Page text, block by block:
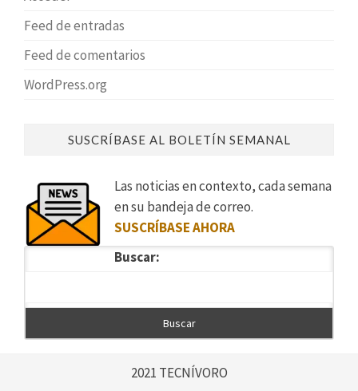
Feed de entradas
Feed de comentarios
WordPress.org
SUSCRÍBASE AL BOLETÍN SEMANAL
Las noticias en contexto, cada semana
en su bandeja de correo.
SUSCRÍBASE AHORA
Buscar:
2021 TECNÍVORO